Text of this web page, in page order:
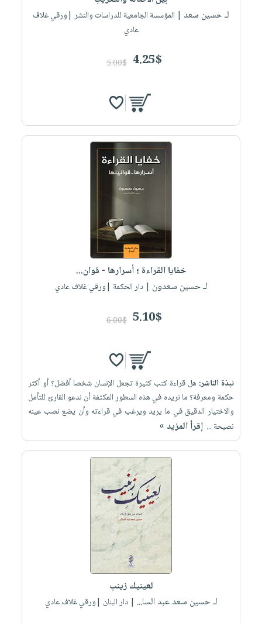
لـ حسين سعد | المؤسسة الجامعية للدراسات والنشر |ورقي غلاف
عادي
4.25$
5.00$
خفايا القراءة ؛ أسرارها - قوان...
لـ حسين سعدون | دار الحكمة |ورقي غلاف عادي
5.10$
6.00$
نبذة الناشر: هل قراءة كتب كثيرة تجعل الإنسان شخصا أفضل؟ أو أكثر
حكمة ومعرفة؟ ما نريده في هذه السطور المكثفة أن ندعو القارئ للتأمل
والاختيار الدقيق في ما يريد ويرغب في قراءته وأن يضع نصب عينه
نصيحة ... إقرأ المزيد »
لعينيك زينب
لـ حسين سعد عبد السا... | دار البنان |ورقي غلاف عادي